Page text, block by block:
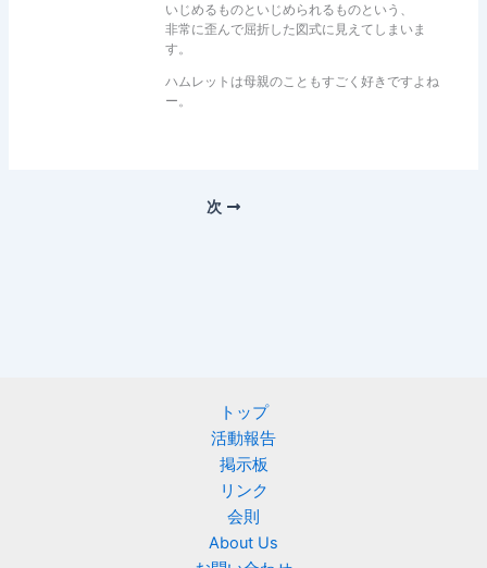
いじめるものといじめられるものという、
非常に歪んで屈折した図式に見えてしまいま
す。
ハムレットは母親のこともすごく好きですよね
ー。
次
トップ
活動報告
掲示板
リンク
会則
About Us